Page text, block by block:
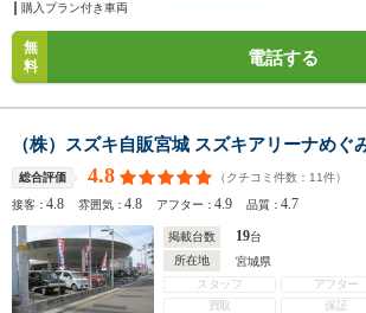
購入プラン付き車両
無
料
電話する
（株）スズキ自販宮城 スズキアリーナめぐ
総合評価 4.8 （クチコミ件数： 11件）
接客：4.8 雰囲気：4.8 アフター：4.9 品質：4.7
掲載台数 19台
所在地
宮城県
スタッフ
アフター
買取
保証